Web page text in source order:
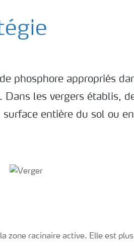
phosphore appropriés
Dans les vergers établis,
entière du sol ou
zone racinaire active. Elle est